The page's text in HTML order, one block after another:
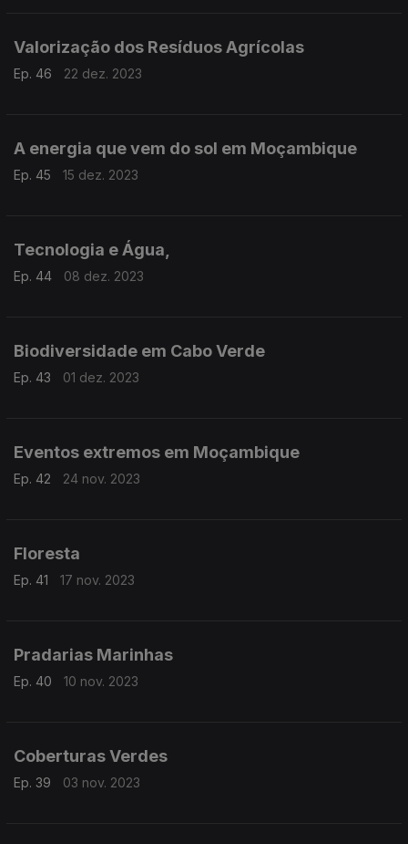
Valorização dos Resíduos Agrícolas
Ep. 46 22 dez. 2023
A energia que vem do sol em Moçambique
Ep. 45 15 dez. 2023
Tecnologia e Água,
Ep. 44 08 dez. 2023
Biodiversidade em Cabo Verde
Ep. 43 01 dez. 2023
Eventos extremos em Moçambique
Ep. 42 24 nov. 2023
Floresta
Ep. 41 17 nov. 2023
Pradarias Marinhas
Ep. 40 10 nov. 2023
Coberturas Verdes
Ep. 39 03 nov. 2023